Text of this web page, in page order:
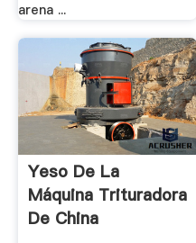
arena ...
Yeso De La
Máquina Trituradora
De China